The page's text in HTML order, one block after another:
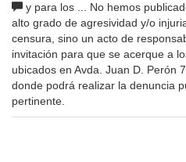
y para los ... No hemos
alto grado de agresividad y/o
censura, sino un acto de
invitación para que se acerque a
ubicados en Avda. Juan D. Perón
donde podrá realizar la denuncia
pertinente.